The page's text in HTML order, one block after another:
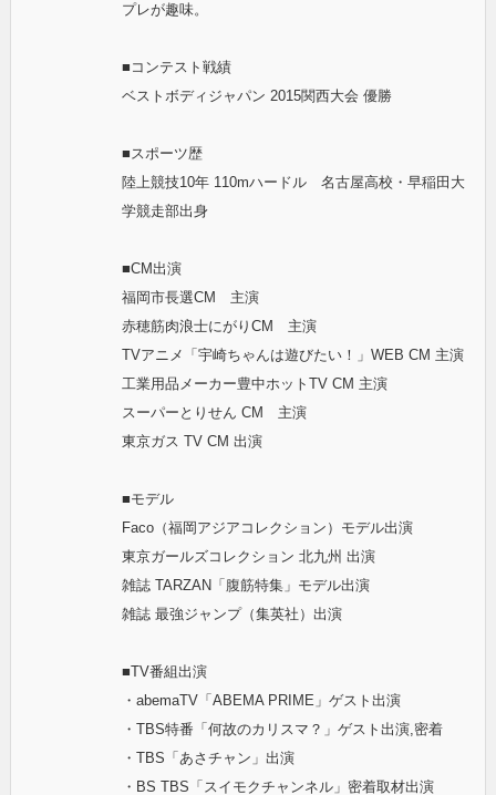
プレが趣味。
■コンテスト戦績
ベストボディジャパン 2015関西大会 優勝
■スポーツ歴
陸上競技10年 110mハードル 名古屋高校・早稲田大
学競走部出身
■CM出演
福岡市長選CM 主演
赤穂筋肉浪士にがりCM 主演
TVアニメ「宇崎ちゃんは遊びたい！」WEB CM 主演
工業用品メーカー豊中ホットTV CM 主演
スーパーとりせん CM 主演
東京ガス TV CM 出演
■モデル
Faco（福岡アジアコレクション）モデル出演
東京ガールズコレクション 北九州 出演
雑誌 TARZAN「腹筋特集」モデル出演
雑誌 最強ジャンプ（集英社）出演
■TV番組出演
・abemaTV「ABEMA PRIME」ゲスト出演
・TBS特番「何故のカリスマ？」ゲスト出演,密着
・TBS「あさチャン」出演
・BS TBS「スイモクチャンネル」密着取材出演